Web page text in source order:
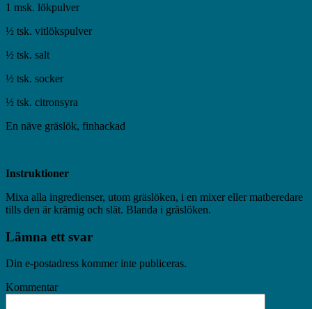
1 msk. lökpulver
½ tsk. vitlökspulver
½ tsk. salt
½ tsk. socker
½ tsk. citronsyra
En näve gräslök, finhackad
Instruktioner
Mixa alla ingredienser, utom gräslöken, i en mixer eller matberedare
tills den är krämig och slät. Blanda i gräslöken.
Lämna ett svar
Din e-postadress kommer inte publiceras.
Kommentar